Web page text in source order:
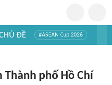
ĐỀ #ASEAN Cup 2026
Thành phố Hồ Chí